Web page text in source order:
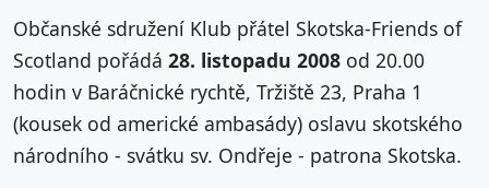
Občanské sdružení Klub přátel Skotska-Friends of
Scotland pořádá 28. listopadu 2008 od 20.00
hodin v Baráčnické rychtě, Tržiště 23, Praha 1
(kousek od americké ambasády) oslavu skotského
národního - svátku sv. Ondřeje - patrona Skotska.